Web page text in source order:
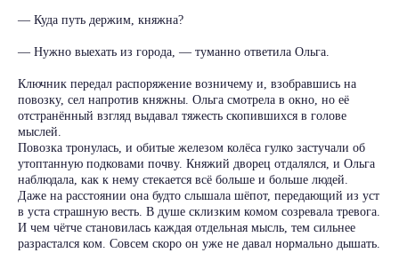
— Куда путь держим, княжна?
— Нужно выехать из города, — туманно ответила Ольга.
Ключник передал распоряжение возничему и, взобравшись на
повозку, сел напротив княжны. Ольга смотрела в окно, но её
отстранённый взгляд выдавал тяжесть скопившихся в голове
мыслей.
Повозка тронулась, и обитые железом колёса гулко застучали об
утоптанную подковами почву. Княжий дворец отдалялся, и Ольга
наблюдала, как к нему стекается всё больше и больше людей.
Даже на расстоянии она будто слышала шёпот, передающий из уст
в уста страшную весть. В душе склизким комом созревала тревога.
И чем чётче становилась каждая отдельная мысль, тем сильнее
разрастался ком. Совсем скоро он уже не давал нормально дышать.